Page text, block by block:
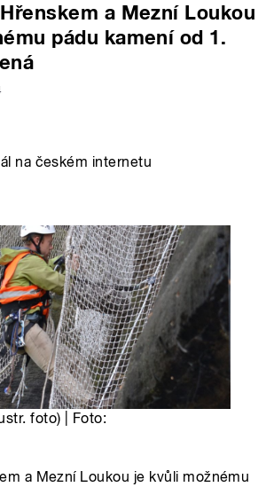
a Mezní Loukou
pádu kamení od 1.
na českém internetu
foto) | Foto:
a Mezní Loukou je kvůli možnému